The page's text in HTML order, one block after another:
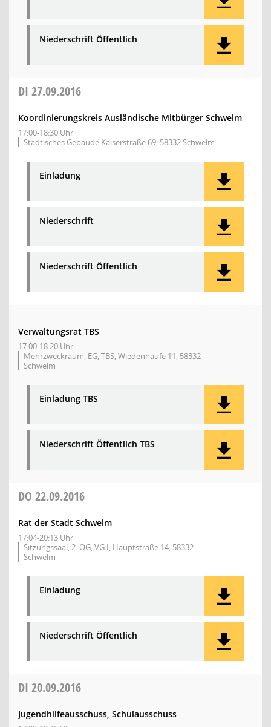
Niederschrift Öffentlich
DI 27.09.2016
Koordinierungskreis Ausländische Mitbürger Schwelm
17:00-18:30 Uhr
Städtisches Gebäude Kaiserstraße 69, 58332 Schwelm
Einladung
Niederschrift
Niederschrift Öffentlich
Verwaltungsrat TBS
17:00-18:20 Uhr
Mehrzweckraum, EG, TBS, Wiedenhaufe 11, 58332
Schwelm
Einladung TBS
Niederschrift Öffentlich TBS
DO 22.09.2016
Rat der Stadt Schwelm
17:04-20:13 Uhr
Sitzungssaal, 2. OG, VG I, Hauptstraße 14, 58332
Schwelm
Einladung
Niederschrift Öffentlich
DI 20.09.2016
Jugendhilfeausschuss, Schulausschuss